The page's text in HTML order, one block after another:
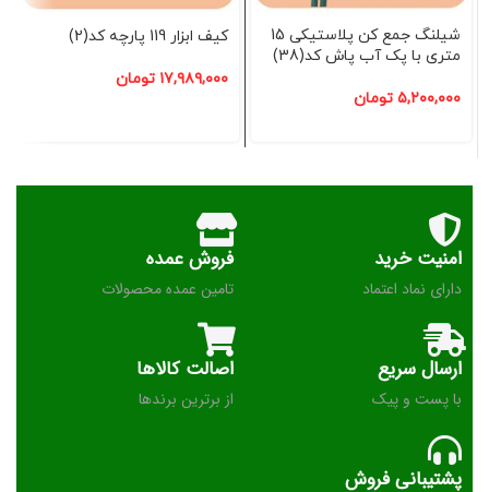
شیلنگ جمع کن پلاستیکی 15
متری با پک آب پاش کد(38)
۵,۲۰۰,۰۰۰ تومان
کیف ابزار 119 پارچه کد(2)
۱۷,۹۸۹,۰۰۰ تومان
امنیت خرید
دارای نماد اعتماد
فروش عمده
تامین عمده محصولات
ارسال سریع
با پست و پیک
اصالت کالاها
از برترین برندها
پشتیبانی فروش